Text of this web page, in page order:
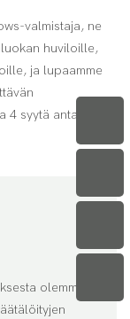
valmistaja, ne
huviloille,
ja lupaamme
syytä antavat
olemme